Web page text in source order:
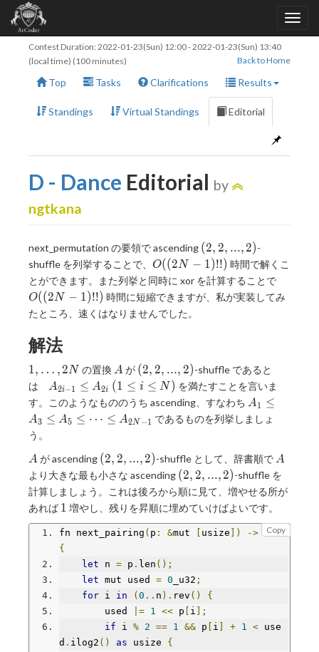
Contest Duration: 2022-01-23(Sun) 12:00-2022-01-23(Sun) 13:40
(local time) (100 minutes)
Back to Home
Top Tasks Clarifications Results
Standings Virtual Standings Editorial
D - Dance Editorial by
ngtkana
next_permutation の要領で ascending (2,
2,
...,
2)
(2, 2, ...,2)-
shuffle を列挙することで、 O((2N
- 1)!!)
O((2N − 1)!!) 時間で解くこ
とができます。また列挙と同時に xor を計算することで
- 1)!!)
O((2N − 1)!!) 時間に短縮できますが、私が実装してみ
たところ、速くはなりませんでした。
解法
1,
\dots,
2N
1, … ,2N の置換 A
Aが (2,
2,
...,
2)
(2, 2, ..., 2)-shuffle であると
は
A
_ {
2 i
- 1
\le
A
_ {
2 i
} \
( 1
\le
\le
N
)
A2i−1 ≤ A2i (1 ≤ i ≤ N ) を満たすことを言いま
す。このようなもののうち ascending、すなわち A _ 1
\le
A_5
\le
\dots
\le
A_{2N
- 1}
A1 ≤
A3 ≤ A5 ≤ ⋯ ≤ A2N −1 であるものを列挙しましょ
う。
A
Aが ascending (2,
2,
...,
2)
(2, 2, ...,2)-shuffle として、辞書順で A
A
より大きな最も小さな ascending (2,
2,
...,
2)
(2, 2, ...,2)-shuffle を
計算しましょう。これは後ろから順に見て、増やせる所が
あれば 1
1 増やし、残りを昇順に埋めていけばよいです。
Copy
fn next_pairing ( p : &mut usize ]) ->
bool
{
let n = p . len ();
let mut used = 0 _u32 ;
for i in ( 0. . n ). rev ()
{
        used
|= 1 << p i ];
if i % 2 == 1 && p i + 1 < use
d . ilog2 () as usize {